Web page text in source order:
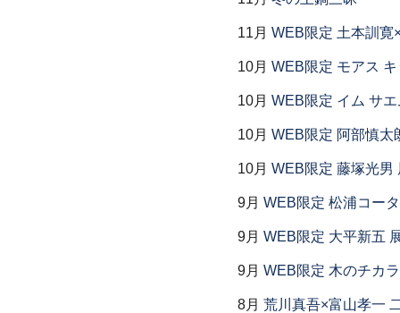
11月 WEB限定 土本訓寛
10月 WEB限定 モアス
10月 WEB限定 イム サ
10月 WEB限定 阿部慎太
10月 WEB限定 藤塚光男
9月 WEB限定 松浦コー
9月 WEB限定 大平新五
9月 WEB限定 木のチカ
8月 荒川真吾×富山孝一